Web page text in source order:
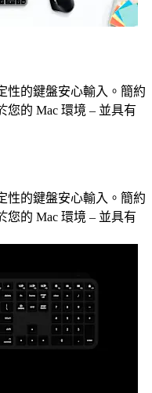
性的鍵盤安心輸入。簡約
的 Mac 環境 – 並具有
性的鍵盤安心輸入。簡約
的 Mac 環境 – 並具有